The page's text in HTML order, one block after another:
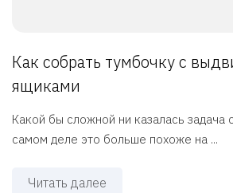
Как собрать тумбочку с
ящиками
Какой бы сложной ни казалась задача
самом деле это больше похоже на ...
Читать далее